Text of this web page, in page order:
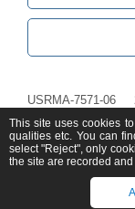
USRMA-7571-06
This site uses cookies
qualities etc. You can
select "Reject", only
the site are recorded